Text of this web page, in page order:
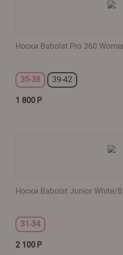
Носки Babolat Pro 360
35-38 39-42
1 800 Р
Носки Babolat Junior White/
31-34
2 100 Р